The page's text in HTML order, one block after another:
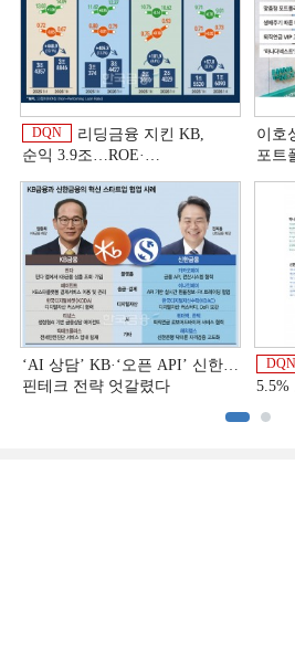
DQN
리딩금융 지킨 KB,
순익 3.9조…ROE·
상반기 금융 리그테이블]
이호
포트
‘AI 상담’ KB·‘오픈 API’ 신한…
핀테크 전략 엇갈렸다
DQN